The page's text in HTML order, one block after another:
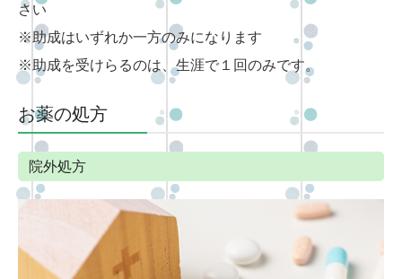
さい
※助成はいずれか一方のみになります
※助成を受けらるのは、生涯で１回のみです。
お薬の処方
院外処方